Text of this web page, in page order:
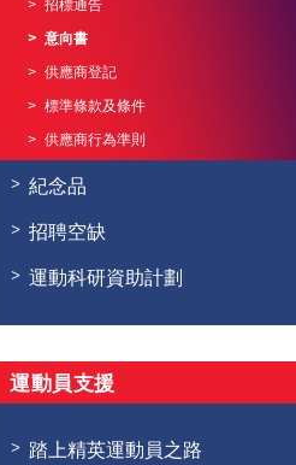
招標通告
意向書
供應商登記
標準條款及條件
供應商行為準則
紀念品
招聘空缺
運動科研資助計劃
運動員支援
踏上精英運動員之路